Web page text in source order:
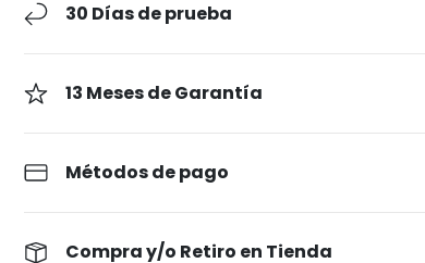
30 Días de prueba
13 Meses de Garantía
Métodos de pago
Compra y/o Retiro en Tienda